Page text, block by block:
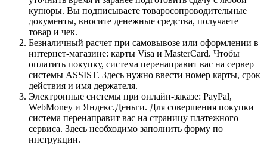
купюры. Вы подписываете товаросопроводительные
документы, вносите денежные средства, получаете
товар и чек.
Безналичный расчет при самовывозе или оформлении в
интернет-магазине: карты Visa и MasterCard. Чтобы
оплатить покупку, система перенаправит вас на сервер
системы ASSIST. Здесь нужно ввести номер карты, срок
действия и имя держателя.
Электронные системы при онлайн-заказе: PayPal,
WebMoney и Яндекс.Деньги. Для совершения покупки
система перенаправит вас на страницу платежного
сервиса. Здесь необходимо заполнить форму по
инструкции.